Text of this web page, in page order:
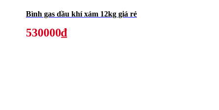
Bình gas dầu khí xám 12kg giá rẻ
530000₫